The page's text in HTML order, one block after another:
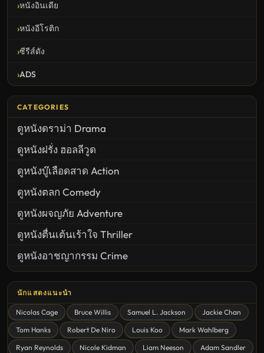
หนังอินเดีย
หนังอีโรติก
ซีรีส์ดัง
ADS
CATEGORIES
ดูหนังดราม่า Drama
ดูหนังฝรั่ง ฮอลลีวูด
ดูหนังบู๊เลือดสาด Action
ดูหนังตลก Comedy
ดูหนังผจญภัย Adventure
ดูหนังตื่นเต้นเร้าใจ Thriller
ดูหนังอาชญากรรม Crime
ดูหนังสยองขวัญ Horror
ดูหนังโรแมนติก Romance
หนังชีวิต
นักแสดงแนะนำ
Nicolas Cage Bruce Willis Samuel L. Jackson
Jackie Chan
Tom Hanks
Robert De Niro Louis Koo
Mark Wahlberg
Ryan Reynolds
Nicole Kidman Liam Neeson
Adam Sandler